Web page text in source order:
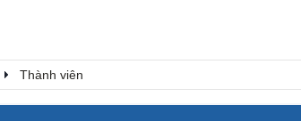
Thành viên